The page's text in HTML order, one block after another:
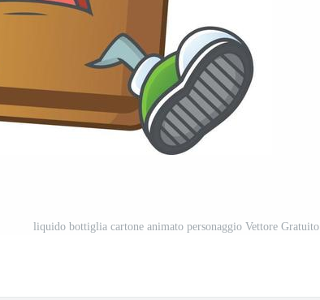
liquido bottiglia cartone animato personaggio Vettore Gratuito